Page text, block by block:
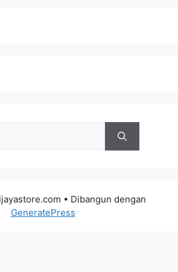
• Dibangun dengan
GeneratePress